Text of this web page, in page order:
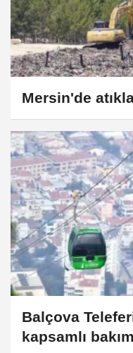
Mersin'de
Balçova
kapsamlı